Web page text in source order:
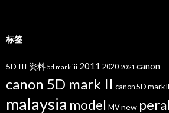
标签
5D III 资料 5d mark iii 2011 2020 2021 canon
canon 5D mark II canon 5D mark
malaysia model MV new